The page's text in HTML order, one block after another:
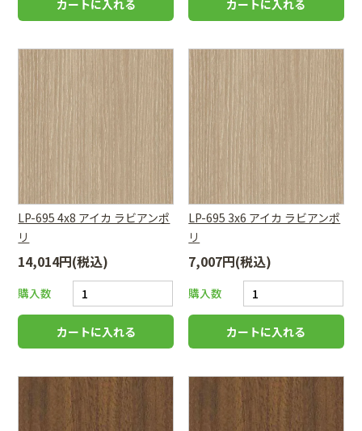
LP-695 4x8 アイカ ラビアンポ
リ
14,014円(税込)
購入数
LP-695 3x6 アイカ ラビアンポ
リ
7,007円(税込)
購入数